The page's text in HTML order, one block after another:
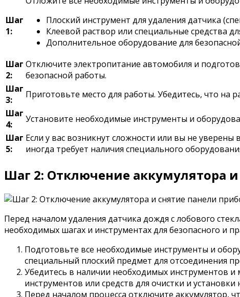
Шаг
1:
Плоский инструмент для удаления датчика
Клеевой раствор или специальные средства
Дополнительное оборудование для
Шаг
2:
Отключите электропитание автомобиля и
безопасной работы.
Шаг
3:
Приготовьте место для работы. Убедитесь, что на
Шаг
4:
Установите необходимые инструменты и
Шаг
5:
Если у вас возникнут сложности или вы не
иногда требует наличия специального
Шаг 2: Отключение аккумулятора
Перед началом удаления датчика дождя с лобового
необходимых шагах и инструментах для безопасного и
Подготовьте все необходимые инструменты и
специальный плоский предмет для отсоединения
Убедитесь в наличии необходимых инструментов
инструментов или средств для очистки и установки
Перед началом процесса отключите аккумулятор,